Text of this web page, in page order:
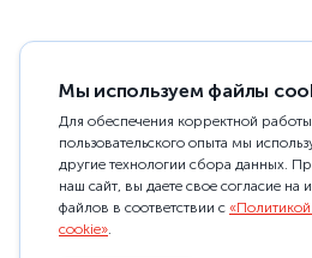
Мы используем файлы
Для обеспечения корректной
пользовательского опыта мы
другие технологии сбора данных.
наш сайт, вы даете свое согласие на
файлов в соответствии с
cookie».